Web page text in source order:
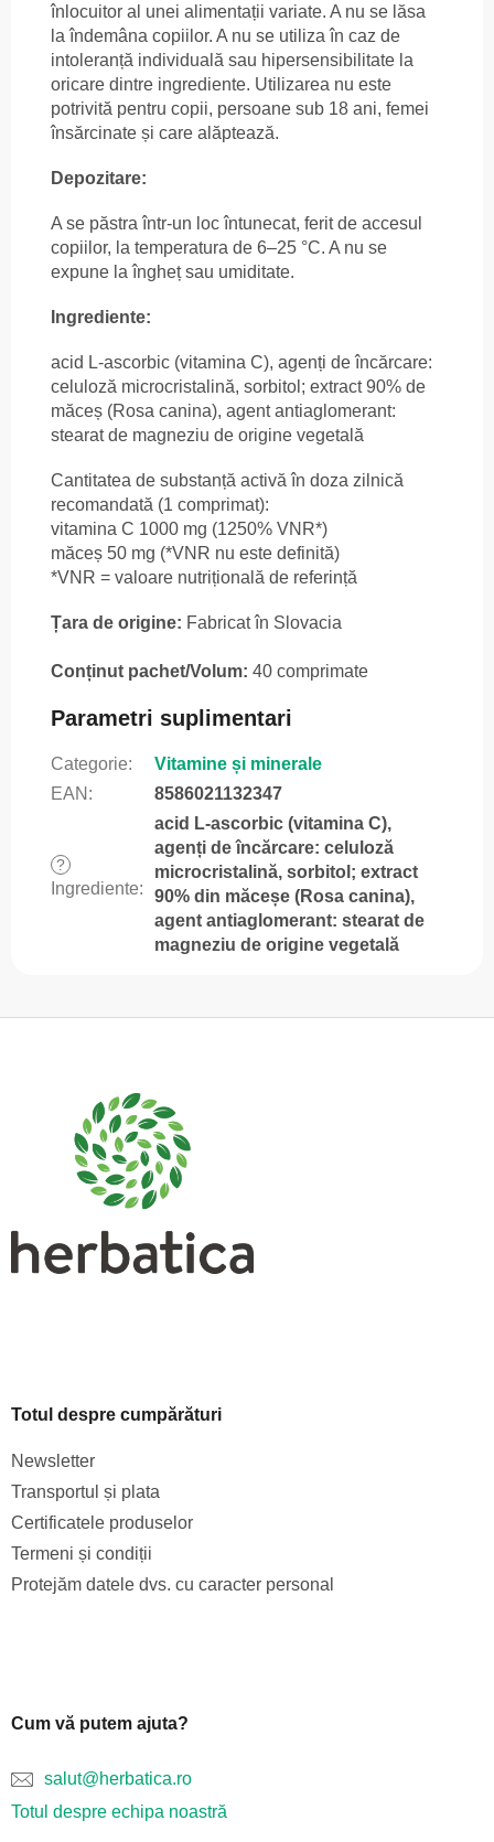
înlocuitor al unei alimentații variate. A nu se lăsa
la îndemâna copiilor. A nu se utiliza în caz de
intoleranță individuală sau hipersensibilitate la
oricare dintre ingrediente. Utilizarea nu este
potrivită pentru copii, persoane sub 18 ani, femei
însărcinate și care alăptează.
Depozitare:
A se păstra într-un loc întunecat, ferit de accesul
copiilor, la temperatura de 6–25 °C. A nu se
expune la îngheț sau umiditate.
Ingrediente:
acid L-ascorbic (vitamina C), agenți de încărcare:
celuloză microcristalină, sorbitol; extract 90% de
măceș (Rosa canina), agent antiaglomerant:
stearat de magneziu de origine vegetală
Cantitatea de substanță activă în doza zilnică
recomandată (1 comprimat):
vitamina C 1000 mg (1250% VNR*)
măceș 50 mg (*VNR nu este definită)
*VNR = valoare nutrițională de referință
Țara de origine: Fabricat în Slovacia
Conținut pachet/Volum: 40 comprimate
Parametri suplimentari
Categorie:
Vitamine și minerale
EAN : 8586021132347
?
Ingrediente:
acid L-ascorbic (vitamina C),
agenți de încărcare: celuloză
microcristalină, sorbitol; extract
90% din măceșe (Rosa canina),
agent antiaglomerant: stearat de
magneziu de origine vegetală
Totul despre cumpărături
Newsletter
Transportul și plata
Certificatele produselor
Termeni și condiții
Protejăm datele dvs. cu caracter personal
Cum vă putem ajuta?
salut@herbatica.ro
Totul despre echipa noastră